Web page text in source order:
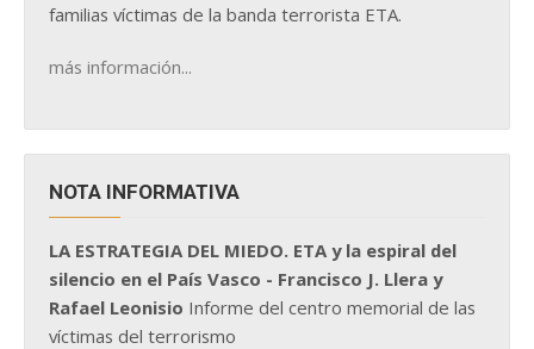
familias víctimas de la banda terrorista ETA.
más información...
NOTA INFORMATIVA
LA ESTRATEGIA DEL MIEDO. ETA y la espiral del
silencio en el País Vasco - Francisco J. Llera y
Rafael Leonisio Informe del centro memorial de las
víctimas del terrorismo